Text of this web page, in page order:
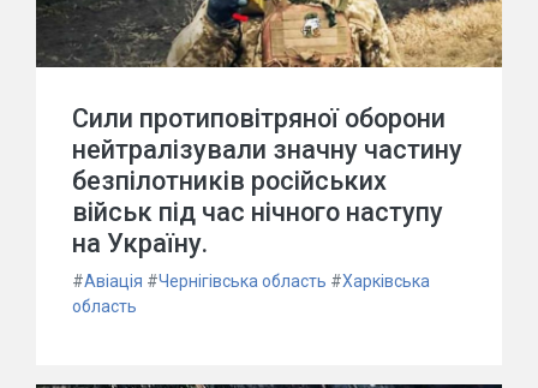
Сили протиповітряної оборони
нейтралізували значну частину
безпілотників російських
військ під час нічного наступу
на Україну.
#Авіація #Чернігівська область #Харківська
область